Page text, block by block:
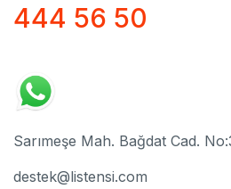
444 56 50
Sarımeşe Mah. Bağdat Cad.
destek@listensi.com